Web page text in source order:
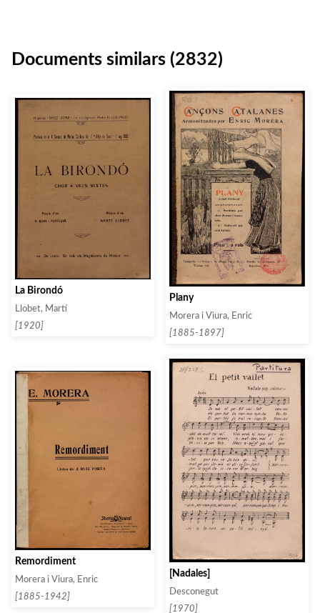
Documents similars (2832)
La Birondó
Llobet, Martí
[1920]
Plany
Morera i Viura, Enric
[1885-1897]
Remordiment
Morera i Viura, Enric
[1885-1942]
[Nadales]
Desconegut
[1970]